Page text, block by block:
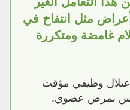
مثل انتفاخ في
غامضة ومتكررة
وظيفي مؤقت
بمرض عضوي.